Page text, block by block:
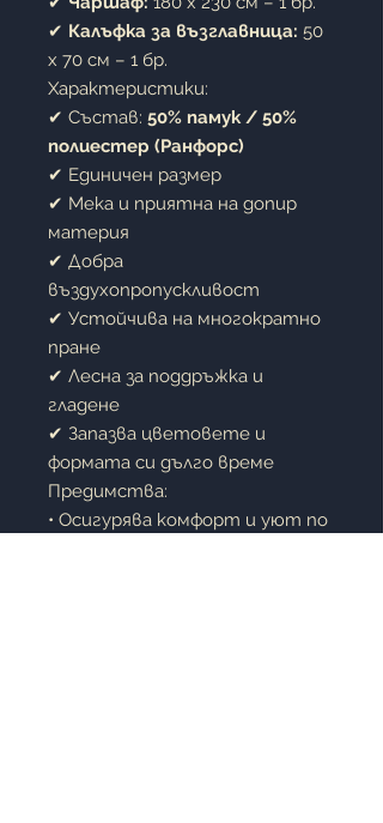
✔ Калъфка за възглавница: 50
x 70 см – 1 бр.
Характеристики:
✔ Състав: 50% памук / 50%
полиестер (Ранфорс)
✔ Единичен размер
✔ Мека и приятна на допир
материя
✔ Добра
въздухопропускливост
✔ Устойчива на многократно
пране
✔ Лесна за поддръжка и
гладене
✔ Запазва цветовете и
формата си дълго време
Предимства:
• Осигурява комфорт и уют по